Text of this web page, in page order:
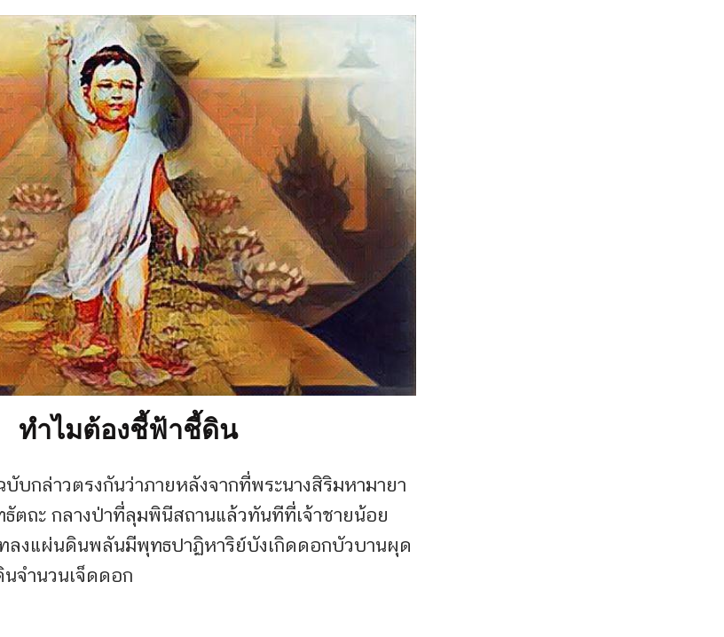
ทำไมต้องชี้ฟ้าชี้ดิน
บกล่าวตรงกันว่าภายหลังจากที่พระนางสิริมหามายา
ธัตถะ กลางป่าที่ลุมพินีสถานแล้วทันทีที่เจ้าชายน้อย
ลงแผ่นดินพลันมีพุทธปาฏิหาริย์บังเกิดดอกบัวบานผุด
นจำนวนเจ็ดดอก